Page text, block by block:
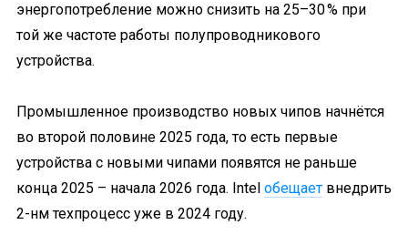
энергопотребление можно снизить на 25–30 % при
той же частоте работы полупроводникового
устройства.
Промышленное производство новых чипов начнётся
во второй половине 2025 года, то есть первые
устройства с новыми чипами появятся не раньше
конца 2025 – начала 2026 года. Intel обещает внедрить
2-нм техпроцесс уже в 2024 году.